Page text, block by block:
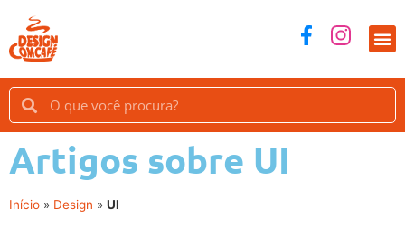
Artigos sobre UI
Início » Design » UI